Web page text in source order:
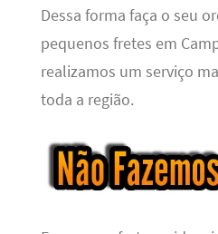
Dessa forma faça o seu
pequenos fretes em
realizamos um serviço
toda a região.